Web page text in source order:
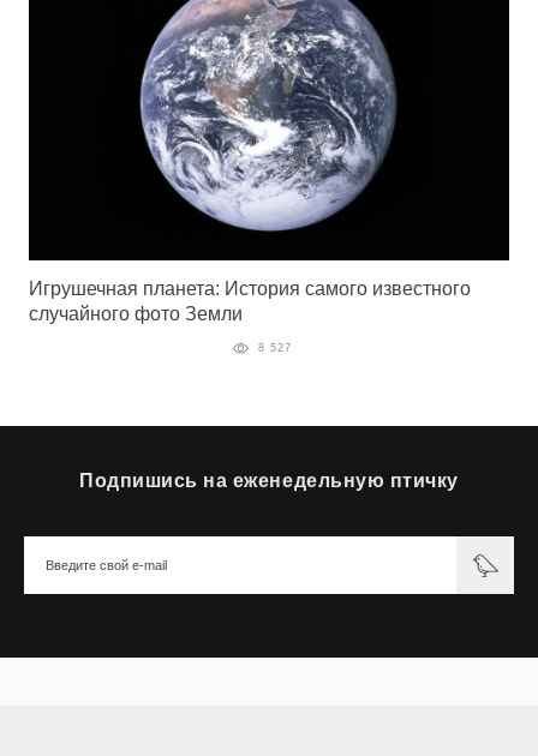
Игрушечная планета: История самого известного
случайного фото Земли
8 527
Подпишись на еженедельную птичку